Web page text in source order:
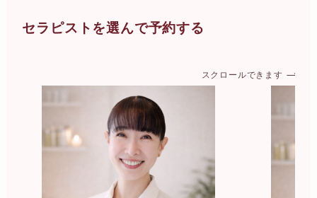
セラピストを選んで予約する
スクロールできます